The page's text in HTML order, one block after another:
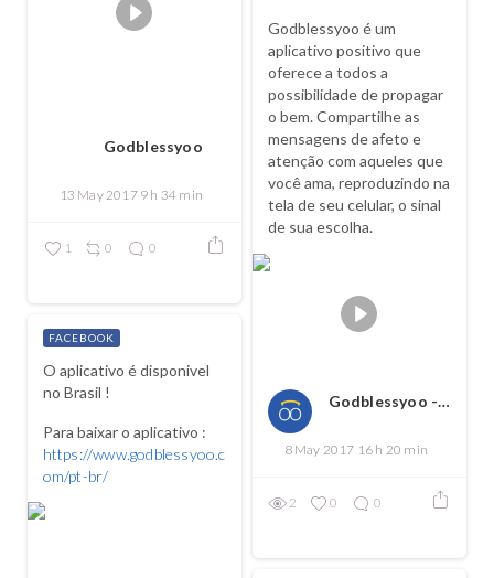
Godblessyoo
13 May 2017 9 h 34 min
1 0 0
Godblessyoo é um
aplicativo positivo que
oferece a todos a
possibilidade de propagar
o bem. Compartilhe as
mensagens de afeto e
atenção com aqueles que
você ama, reproduzindo na
tela de seu celular, o sinal
de sua escolha.
Godblessyoo - Spread love, spread the good
8 May 2017 16 h 20 min
2 0 0
O aplicativo é disponivel
no Brasil !
Para baixar o aplicativo :
https://www.godblessyoo.c
om/pt-br/
FACEBOOK